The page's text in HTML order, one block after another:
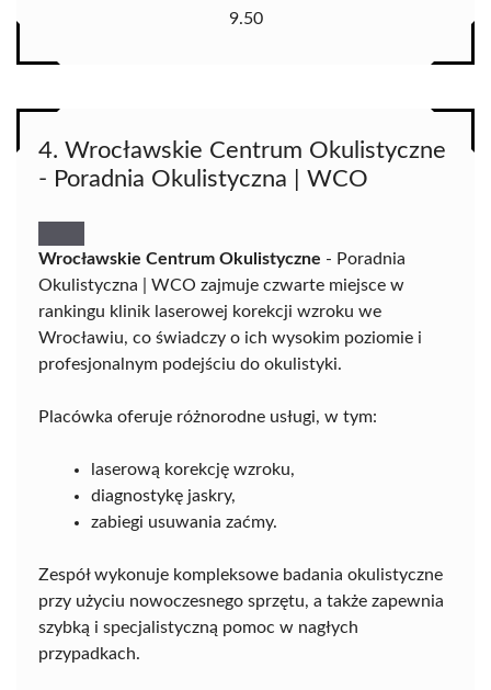
9.50
4. Wrocławskie Centrum Okulistyczne
- Poradnia Okulistyczna | WCO
Wrocławskie Centrum Okulistyczne - Poradnia
Okulistyczna | WCO zajmuje czwarte miejsce w
rankingu klinik laserowej korekcji wzroku we
Wrocławiu, co świadczy o ich wysokim poziomie i
profesjonalnym podejściu do okulistyki.
Placówka oferuje różnorodne usługi, w tym:
laserową korekcję wzroku,
diagnostykę jaskry,
zabiegi usuwania zaćmy.
Zespół wykonuje kompleksowe badania okulistyczne
przy użyciu nowoczesnego sprzętu, a także zapewnia
szybką i specjalistyczną pomoc w nagłych
przypadkach.